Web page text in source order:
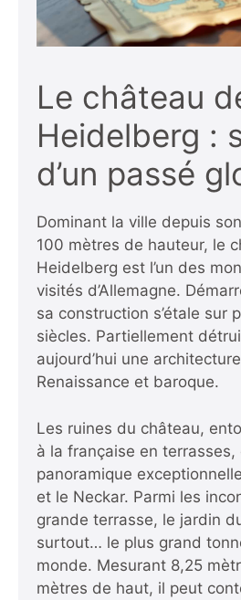
Le château
Heidelberg :
d’un passé
Dominant la ville depuis
100 mètres de hauteur, le
Heidelberg est l’un des
visités d’Allemagne.
sa construction s’étale sur
siècles. Partiellement
aujourd’hui une
Renaissance et baroque.
Les ruines du château,
à la française en
panoramique
et le Neckar. Parmi les
grande terrasse, le jardin
surtout… le plus grand
monde. Mesurant 8,25
mètres de haut, il peut